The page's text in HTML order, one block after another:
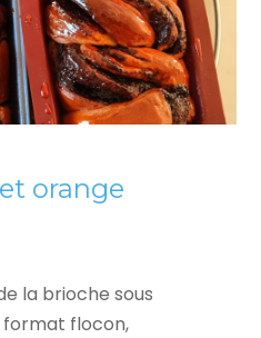
orange
la brioche sous
format flocon,